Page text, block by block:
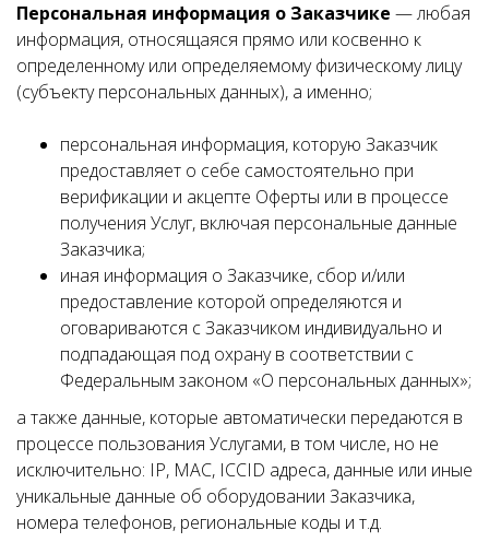
Персональная информация о Заказчике — любая
информация, относящаяся прямо или косвенно к
определенному или определяемому физическому лицу
(субъекту персональных данных), а именно;
персональная информация, которую Заказчик
предоставляет о себе самостоятельно при
верификации и акцепте Оферты или в процессе
получения Услуг, включая персональные данные
Заказчика;
иная информация о Заказчике, сбор и/или
предоставление которой определяются и
оговариваются с Заказчиком индивидуально и
подпадающая под охрану в соответствии с
Федеральным законом «О персональных данных»;
а также данные, которые автоматически передаются в
процессе пользования Услугами, в том числе, но не
исключительно: IP, MAC, ICCID адреса, данные или иные
уникальные данные об оборудовании Заказчика,
номера телефонов, региональные коды и т.д.